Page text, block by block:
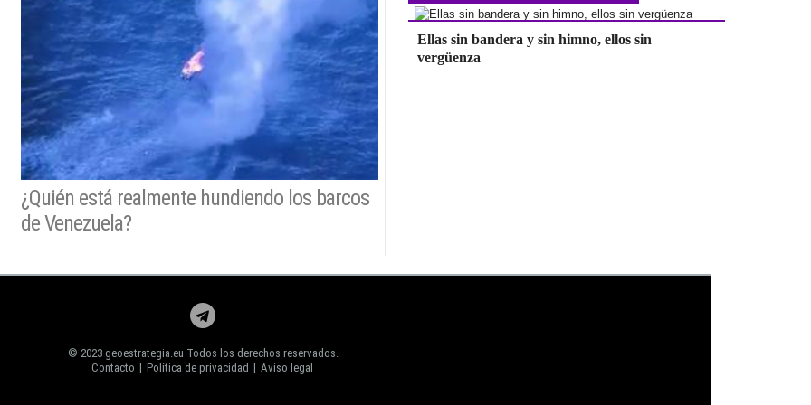
¿Quién está realmente hundiendo los barcos
de Venezuela?
Ellas sin bandera y sin himno, ellos sin
vergüenza
© 2023 geoestrategia.eu Todos los derechos reservados.
Contacto | Política de privacidad | Aviso legal